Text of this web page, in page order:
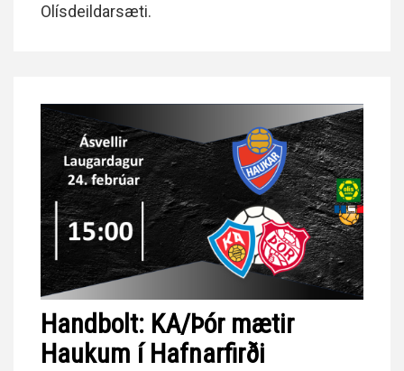
Olísdeildarsæti.
Handbolt: KA/Þór mætir
Haukum í Hafnarfirði